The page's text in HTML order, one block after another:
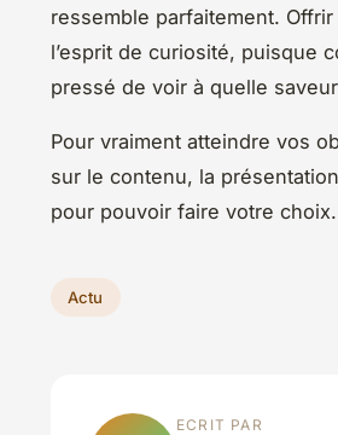
ressemble parfaitement.
l’esprit de curiosité, puisque
pressé de voir à quelle
Pour vraiment atteindre vos
sur le contenu, la
pour pouvoir faire votre choix.
Actu
ECRIT PAR